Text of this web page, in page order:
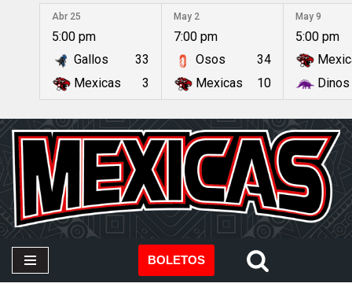
contenido
Abr 25
5:00 pm
Gallos
33
Mexicas
3
May 2
7:00 pm
Osos
34
Mexicas
10
May 9
5:00 pm
Dinos
BOLETOS